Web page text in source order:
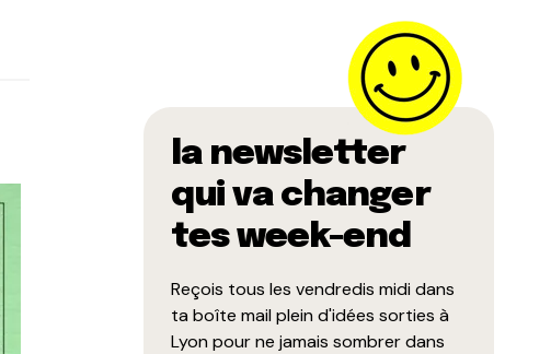
la newsletter
qui va changer
tes week-end
Reçois tous les vendredis midi dans
ta boîte mail plein d'idées sorties à
Lyon pour ne jamais sombrer dans